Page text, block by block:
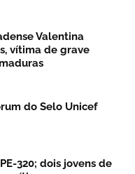
Valentina
vítima de grave
do Selo Unicef
320; dois jovens de